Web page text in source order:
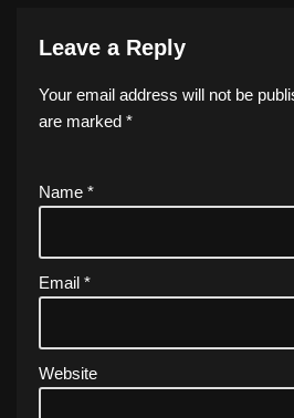
Leave a Reply
Your email address will not be
are marked *
Name *
Email *
Website